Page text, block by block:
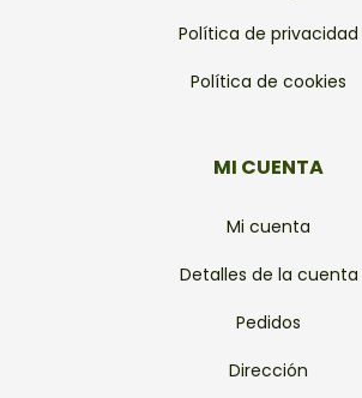
Política de privacidad
Política de cookies
MI CUENTA
Mi cuenta
Detalles de la cuenta
Pedidos
Dirección